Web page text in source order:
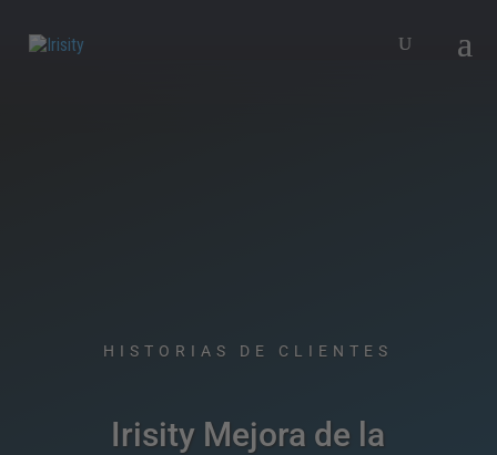
HISTORIAS DE CLIENTES​
Irisity Mejora de la